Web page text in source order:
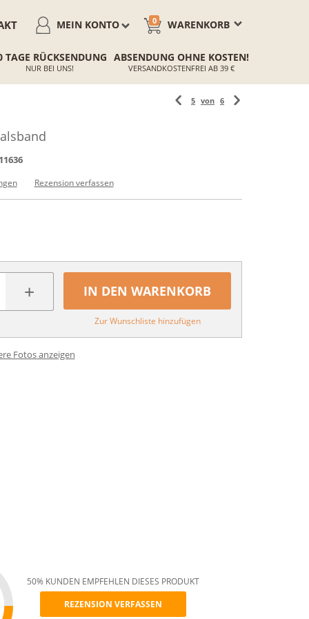
WARENKORB
0
MEIN KONTO
TAGE RÜCKSENDUNG
NUR BEI UNS!
ABSENDUNG OHNE KOSTEN!
VERSANDKOSTENFREI AB 39 €
5 von 6
11636
Rezension verfassen
+ IN DEN WARENKORB
Zur Wunschliste hinzufügen
Fotos anzeigen
50% KUNDEN EMPFEHLEN DIESES PRODUKT
REZENSION VERFASSEN